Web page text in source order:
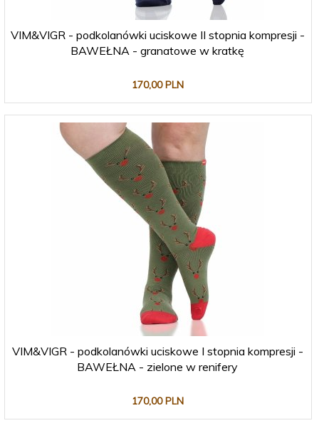
VIM&VIGR - podkolanówki uciskowe II stopnia kompresji -
BAWEŁNA - granatowe w kratkę
170,00 PLN
VIM&VIGR - podkolanówki uciskowe I stopnia kompresji -
BAWEŁNA - zielone w renifery
170,00 PLN